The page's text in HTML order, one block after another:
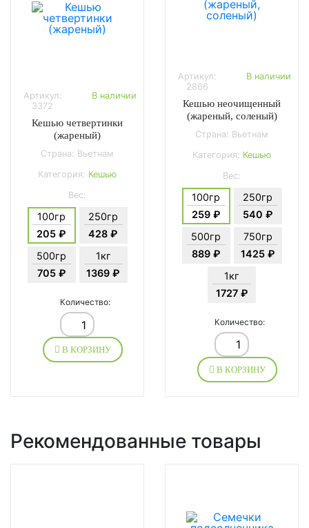
Артикул:
3372
В наличии
Кешью четвертинки
(жареный)
Страна: Вьетнам
Категория: Кешью
Вес:
100гр
205 ₽
250гр
428 ₽
500гр
705 ₽
1кг
1369 ₽
Количество:
В КОРЗИНУ
Артикул:
2866
В наличии
Кешью неочищенный
(жареный, соленый)
Страна: Вьетнам
Категория: Кешью
Вес:
100гр
259 ₽
250гр
540 ₽
500гр
889 ₽
750гр
1425 ₽
1кг
1727 ₽
Количество:
В КОРЗИНУ
Рекомендованные товары